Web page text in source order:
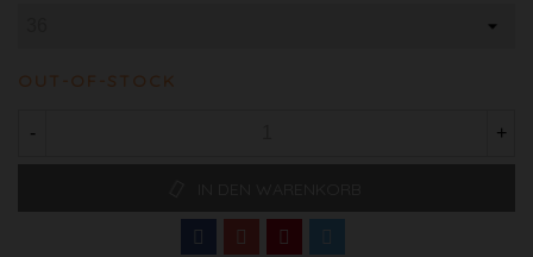
OUT-OF-STOCK
- +